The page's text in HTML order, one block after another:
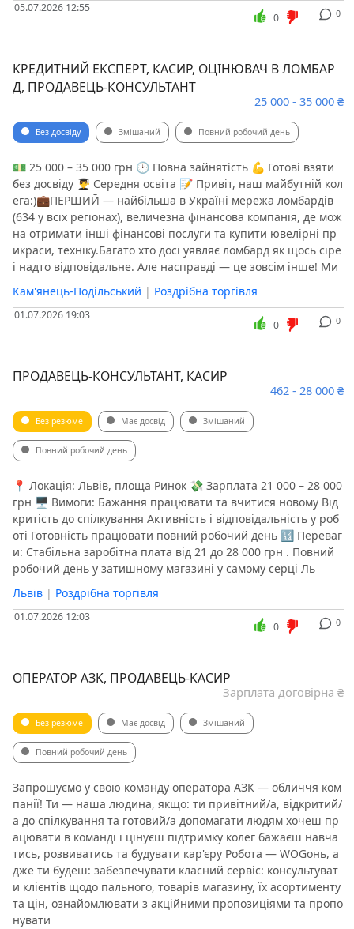
05.07.2026 12:55 0
0
КРЕДИТНИЙ ЕКСПЕРТ, КАСИР, ОЦІНЮВАЧ В ЛОМБАР
Д, ПРОДАВЕЦЬ-КОНСУЛЬТАНТ
25 000 - 35 000 ₴
Без досвіду Змішаний Повний робочий день
💵 25 000 – 35 000 грн 🕑 Повна зайнятість 💪 Готові взяти
без досвіду 👨‍🎓 Середня освіта 📝 Привіт, наш майбутній кол
ега:)💼ПЕРШИЙ — найбільша в Україні мережа ломбардів
(634 у всіх регіонах), величезна фінансова компанія, де мож
на отримати інші фінансові послуги та купити ювелірні пр
икраси, техніку.️Багато хто досі уявляє ломбард як щось сіре
і надто відповідальне. Але насправді — це зовсім інше! Ми
Кам'янець-Подільський | Роздрібна торгівля
01.07.2026 19:03 0
0
ПРОДАВЕЦЬ-КОНСУЛЬТАНТ, КАСИР
462 - 28 000 ₴
Без резюме Має досвід Змішаний
Повний робочий день
📍 Локація: Львів, площа Ринок 💸 Зарплата 21 000 – 28 000
грн 🖥 Вимоги: Бажання працювати та вчитися новому Від
критість до спілкування Активність і відповідальність у роб
оті Готовність працювати повний робочий день 🔢 Переваг
и: Стабільна заробітна плата від 21 до 28 000 грн . Повний
робочий день у затишному магазині у самому серці Ль
Львів | Роздрібна торгівля
01.07.2026 12:03 0
0
ОПЕРАТОР АЗК, ПРОДАВЕЦЬ-КАСИР
Зарплата договірна ₴
Без резюме Має досвід Змішаний
Повний робочий день
Запрошуємо у свою команду оператора АЗК — обличчя ком
панії! Ти — наша людина, якщо: ти привітний/а, відкритий/
а до спілкування та готовий/а допомагати людям хочеш пр
ацювати в команді і цінуєш підтримку колег бажаєш навча
тись, розвиватись та будувати кар'єру Робота — WOGонь, а
дже ти будеш: забезпечувати класний сервіс: консультуват
и клієнтів щодо пального, товарів магазину, їх асортименту
та цін, ознайомлювати з акційними пропозиціями та пропо
нувати